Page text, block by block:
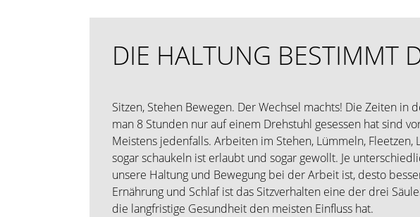
DIE HALTUNG BESTIMMT
Sitzen, Stehen Bewegen. Der Wechsel machts! Die Zeiten in
man 8 Stunden nur auf einem Drehstuhl gesessen hat sind
Meistens jedenfalls. Arbeiten im Stehen, Lümmeln, Fleetzen,
sogar schaukeln ist erlaubt und sogar gewollt. Je
unsere Haltung und Bewegung bei der Arbeit ist, desto
Ernährung und Schlaf ist das Sitzverhalten eine der drei
die langfristige Gesundheit den meisten Einfluss hat.